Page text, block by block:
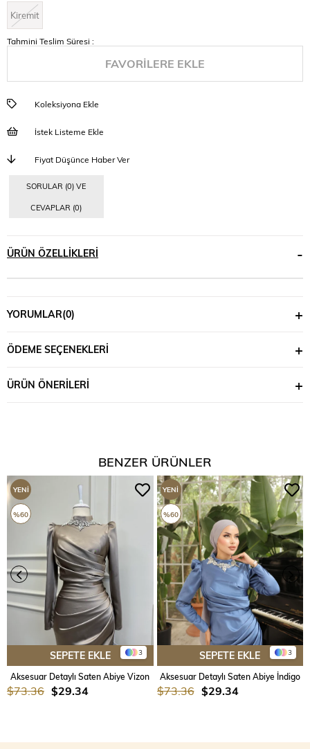
Kiremit
Tahmini Teslim Süresi :
FAVORILERE EKLE
Koleksiyona Ekle
İstek Listeme Ekle
Fiyat Düşünce Haber Ver
SORULAR (0) VE
CEVAPLAR (0)
ÜRÜN ÖZELLIKLERI
YORUMLAR(0)
ÖDEME SEÇENEKLERI
ÜRÜN ÖNERILERI
BENZER ÜRÜNLER
3
SEPETE EKLE
Aksesuar Detaylı Saten Abiye Vizon
$29.34
$73.36
YENI
ÜRÜN
%60
3
SEPETE EKLE
Aksesuar Detaylı Saten Abiye İndigo
$29.34
$73.36
YENI
ÜRÜN
%60